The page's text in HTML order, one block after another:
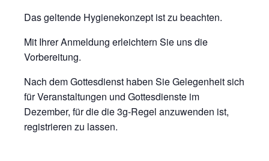
Das geltende Hygienekonzept ist zu beachten.
Mit Ihrer Anmeldung erleichtern Sie uns die
Vorbereitung.
Nach dem Gottesdienst haben Sie Gelegenheit sich
für Veranstaltungen und Gottesdienste im
Dezember, für die die 3g-Regel anzuwenden ist,
registrieren zu lassen.